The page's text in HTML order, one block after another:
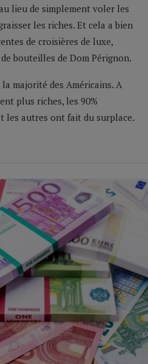
lieu de simplement voler les
les riches. Et cela a bien
de croisières de luxe,
bouteilles de Dom Pérignon.
majorité des Américains. A
plus riches, les 90%
les autres ont fait du surplace.